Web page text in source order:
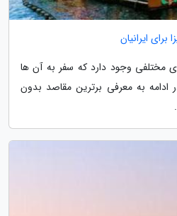
ایرانیان
مختلفی وجود دارد که سفر به آن ها
ادامه به معرفی برترین مقاصد بدون